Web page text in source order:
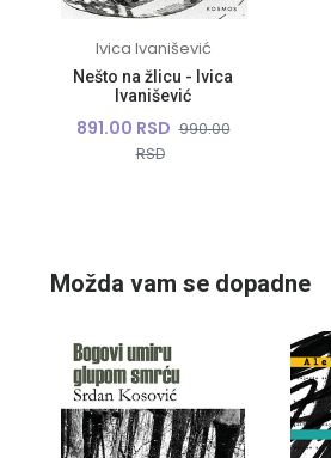
Ivica Ivanišević
Nešto na žlicu - Ivica
Ivanišević
891.00 RSD 990.00
RSD
Možda vam se dopadne